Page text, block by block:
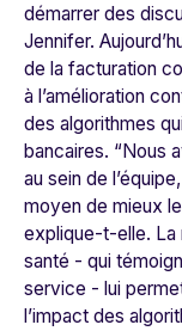
démarrer des
Jennifer.
de la facturation
à l’amélioration
des algorithmes
bancaires. “Nous
au sein de
moyen de mieux
explique-t-elle. La
santé - qui
service - lui
l’impact des